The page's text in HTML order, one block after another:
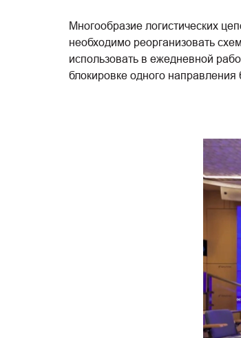
Многообразие логистических
необходимо реорганизовать
использовать в ежедневной
блокировке одного